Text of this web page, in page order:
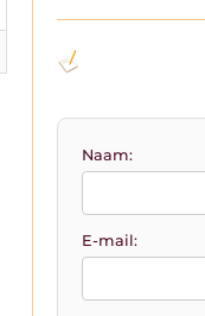
Naam:
E-mail: